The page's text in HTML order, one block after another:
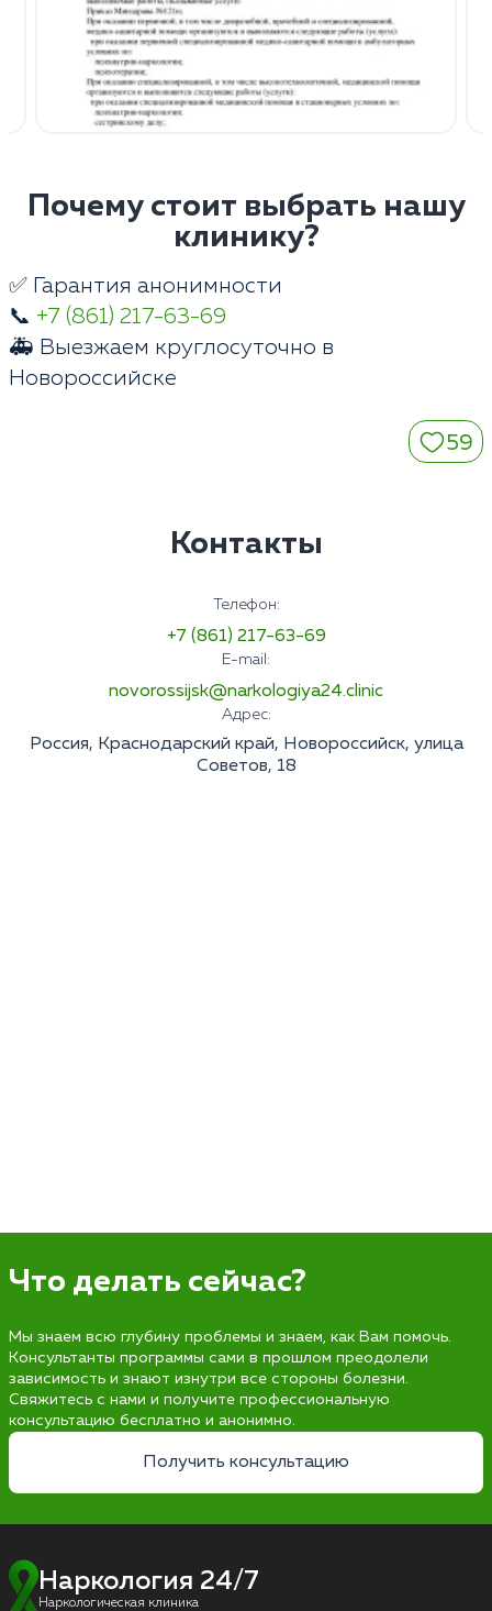
Почему стоит выбрать нашу
клинику?
✅ Гарантия анонимности
📞 +7 (861) 217-63-69
🚑 Выезжаем круглосуточно в
Новороссийске
59
Контакты
Телефон:
+7 (861) 217-63-69
E-mail:
novorossijsk@narkologiya24.clinic
Адрес:
Россия, Краснодарский край, Новороссийск, улица
Советов, 18
Что делать сейчас?
Мы знаем всю глубину проблемы и знаем, как Вам помочь.
Консультанты программы сами в прошлом преодолели
зависимость и знают изнутри все стороны болезни.
Свяжитесь с нами и получите профессиональную
консультацию бесплатно и анонимно.
Получить консультацию
Наркология 24/7
Наркологическая клиника